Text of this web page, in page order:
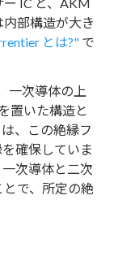
部構造が大き
とは?" で
一次導体の上
置いた構造と
、この絶縁フ
確保していま
次導体と二次
で、所定の絶